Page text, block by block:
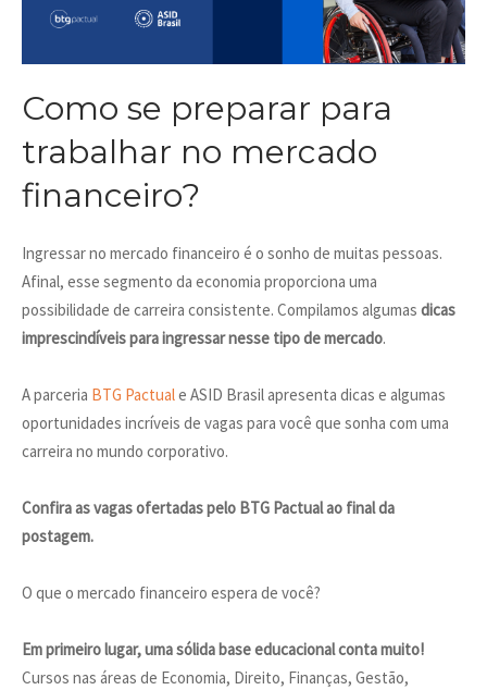
Como se preparar para
trabalhar no mercado
financeiro?
Ingressar no mercado financeiro é o sonho de muitas pessoas.
Afinal, esse segmento da economia proporciona uma
possibilidade de carreira consistente. Compilamos algumas dicas
imprescindíveis para ingressar nesse tipo de mercado.
A parceria BTG Pactuale ASID Brasil apresenta dicas e algumas
oportunidades incríveis de vagas para você que sonha com uma
carreira no mundo corporativo.
Confira as vagas ofertadas pelo BTG Pactual ao final da
postagem.
O que o mercado financeiro espera de você?
Em primeiro lugar, uma sólida base educacional conta muito!
Cursos nas áreas de Economia, Direito, Finanças, Gestão,